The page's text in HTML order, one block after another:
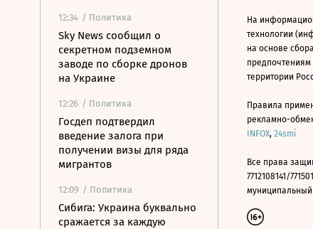
12:34 / Политика
Sky News сообщил о
секретном подземном
заводе по сборке дронов
на Украине
12:26 / Политика
Госдеп подтвердил
введение залога при
получении визы для ряда
мигрантов
12:09 / Политика
Сибига: Украина буквально
сражается за каждую
На
технологии
на основе
предпочтениям
территории
Правила
рекламно-
INFOX, 24smi
Все права
7712108141/
муниципальный